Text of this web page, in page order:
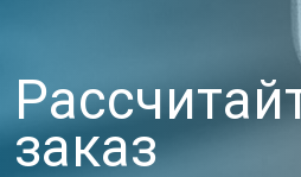
заказ